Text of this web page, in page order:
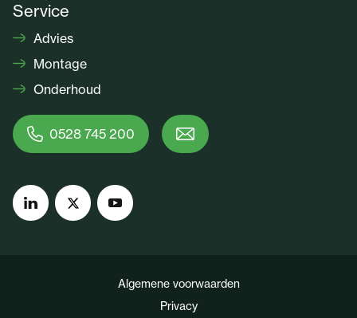
Service
Advies
Montage
Onderhoud
0528 745 200
Algemene voorwaarden
Privacy